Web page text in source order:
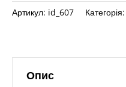
GRAFF
Артикул: id_607 Категорія:
Опис